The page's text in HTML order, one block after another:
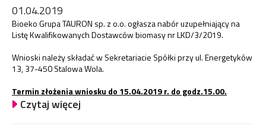
01.04.2019
Bioeko Grupa TAURON sp. z o.o. ogłasza nabór uzupełniający na
Listę Kwalifikowanych Dostawców biomasy nr LKD/3/2019.
Wnioski należy składać w Sekretariacie Spółki przy ul. Energetyków
13, 37-450 Stalowa Wola.
Termin złożenia wniosku do 15.04.2019 r. do godz.15.00.
Czytaj więcej